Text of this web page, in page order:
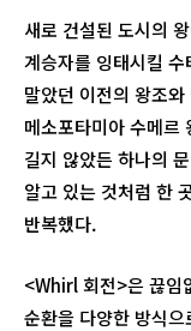
새로 건설된 도시의
계승자를 잉태시킬
말았던 이전의 왕조
메소포타미아 수메르
길지 않았든 하나의
알고 있는 것처럼 한
반복했다.
<Whirl 회전>은 끊임
순환을 다양한 방식